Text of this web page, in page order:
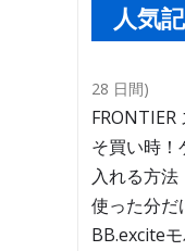
人気
28 日間)
そ買い時！
入れる方法
使った分だ
BB.excite